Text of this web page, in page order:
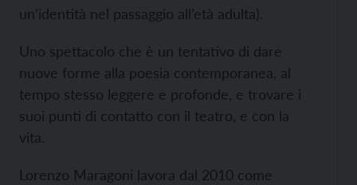
un’identità nel passaggio all’età adulta).
Uno spettacolo che è un tentativo di dare
nuove forme alla poesia contemporanea, al
tempo stesso leggere e profonde, e trovare i
suoi punti di contatto con il teatro, e con la
vita.
Lorenzo Maragoni lavora dal 2010 come